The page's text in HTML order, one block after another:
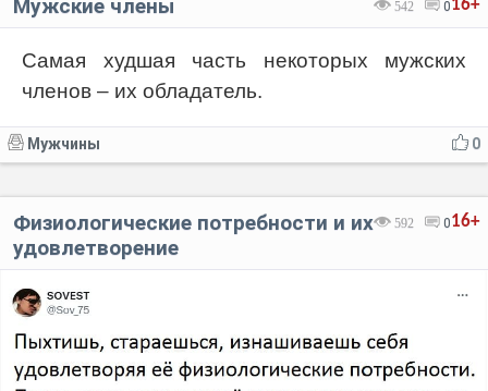
16+
542 0
Мужские члены
Самая худшая часть некоторых мужских
членов – их обладатель.
0
Мужчины
16+
592 0
Физиологические потребности и их
удовлетворение